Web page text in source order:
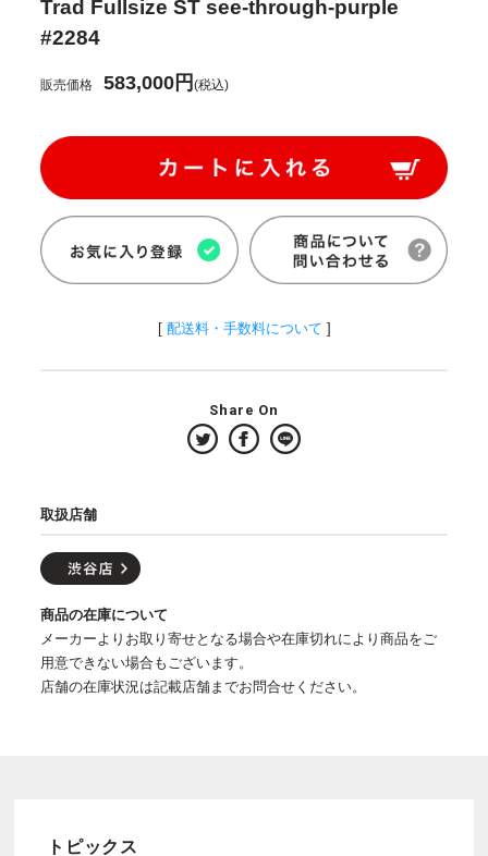
Trad Fullsize ST see-through-purple
#2284
販売価格 583,000円(税込)
[ 配送料・手数料について ]
Share On
取扱店舗
商品の在庫について
メーカーよりお取り寄せとなる場合や在庫切れにより商品をご
用意できない場合もございます。
店舗の在庫状況は記載店舗までお問合せください。
トピックス